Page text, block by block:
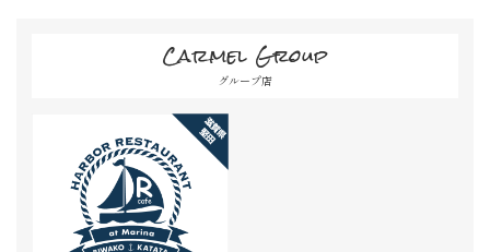
Carmel Group
グループ店